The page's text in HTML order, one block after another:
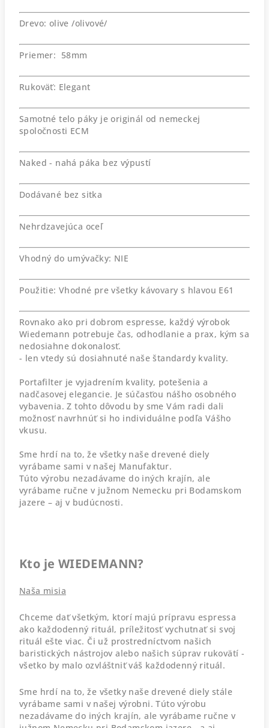
Drevo: olive /olivové/
Priemer: 58mm
Rukoväť: Elegant
Samotné telo páky je originál od nemeckej
spoločnosti ECM
Naked - nahá páka bez výpustí
Dodávané bez sitka
Nehrdzavejúca oceľ
Vhodný do umývačky: NIE
Použitie: Vhodné pre všetky kávovary s hlavou E61
Rovnako ako pri dobrom espresse, každý výrobok
Wiedemann potrebuje čas, odhodlanie a prax, kým sa
nedosiahne dokonalosť.
- len vtedy sú dosiahnuté naše štandardy kvality.
Portafilter je vyjadrením kvality, potešenia a
nadčasovej elegancie. Je súčasťou nášho osobného
vybavenia. Z tohto dôvodu by sme Vám radi dali
možnosť navrhnúť si ho individuálne podľa Vášho
vkusu.
Sme hrdí na to, že všetky naše drevené diely
vyrábame sami v našej Manufaktur.
Túto výrobu nezadávame do iných krajín, ale
vyrábame ručne v južnom Nemecku pri Bodamskom
jazere – aj v budúcnosti.
Kto je WIEDEMANN?
Naša misia
Chceme dať všetkým, ktorí majú prípravu espressa
ako každodenný rituál, príležitosť vychutnať si svoj
rituál ešte viac. Či už prostredníctvom našich
baristických nástrojov alebo našich súprav rukovätí -
všetko by malo ozvláštniť váš každodenný rituál.
Sme hrdí na to, že všetky naše drevené diely stále
vyrábame sami v našej výrobni. Túto výrobu
nezadávame do iných krajín, ale vyrábame ručne v